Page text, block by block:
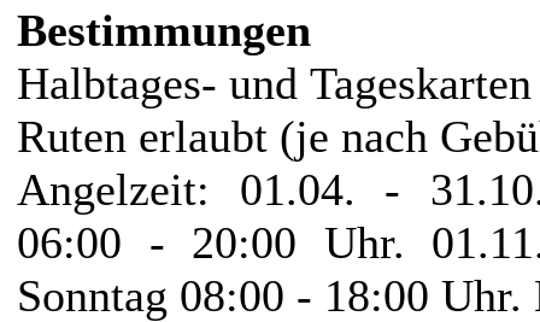
Bestimmungen
Halbtages- und
Ruten erlaubt (je nach
Angelzeit: 01.04. -
06:00 - 20:00 Uhr.
Sonntag 08:00 - 18:00